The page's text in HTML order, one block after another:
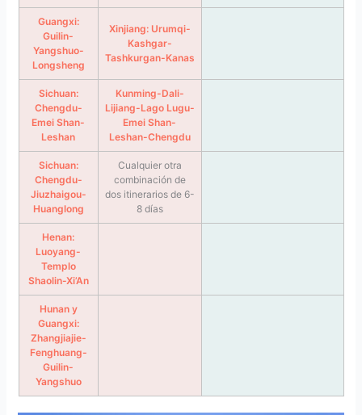
Guangxi:
Guilin-
Yangshuo-
Longsheng
Xinjiang: Urumqi-
Kashgar-
Tashkurgan-Kanas
Sichuan:
Chengdu-
Emei Shan-
Leshan
Kunming-Dali-
Lijiang-Lago Lugu-
Emei Shan-
Leshan-Chengdu
Sichuan:
Chengdu-
Jiuzhaigou-
Huanglong
Cualquier otra
combinación de
dos itinerarios de 6-
8 días
Henan:
Luoyang-
Templo
Shaolin-Xi’An
Hunan y
Guangxi:
Zhangjiajie-
Fenghuang-
Guilin-
Yangshuo